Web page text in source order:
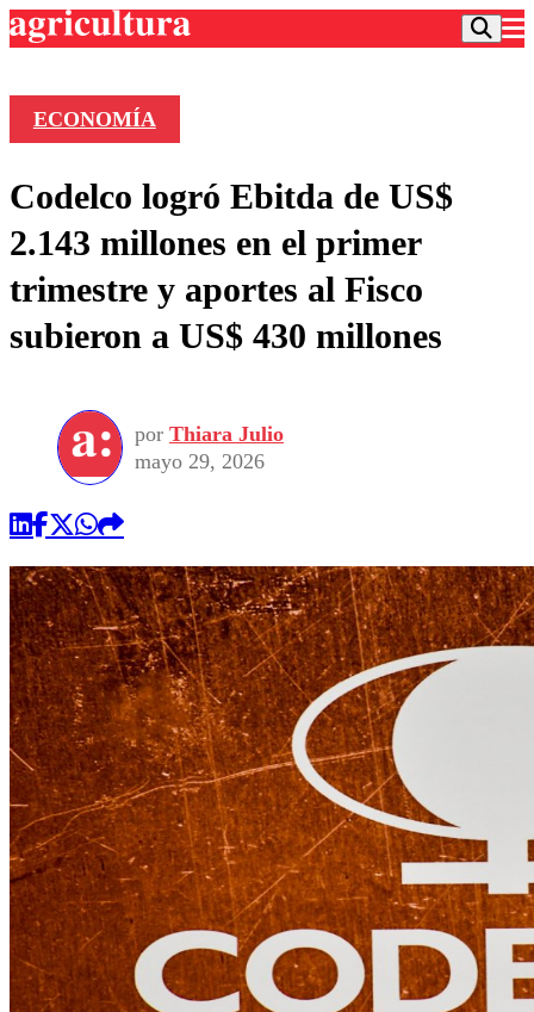
Frecuencias
Agricultura TV
Deportes
Colo Colo
Motor
Torneo Internacional
Torneo Nacional
Entretención
Noticias
Internacional
Nacional
Vida Social
Programas
Comercial
ECONOMÍA
Codelco logró Ebitda de US$
2.143 millones en el primer
trimestre y aportes al Fisco
subieron a US$ 430 millones
por Thiara Julio
mayo 29, 2026